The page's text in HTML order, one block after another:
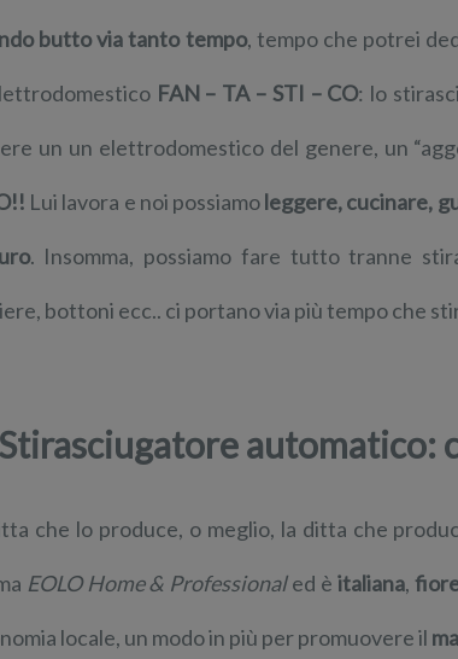
butto via tanto tempo, tempo che potrei
FAN – TA – STI – CO: lo
un un elettrodomestico del genere, un
Lui lavora e noi possiamoleggere, cucinare,
. Insomma, possiamo fare tutto tranne
bottoni ecc.. ci portano via più tempo che
Stirasciugatore automatico:
che lo produce, o meglio, la ditta che
EOLO Home & Professional ed è italiana,
locale, un modo in più per promuovere il